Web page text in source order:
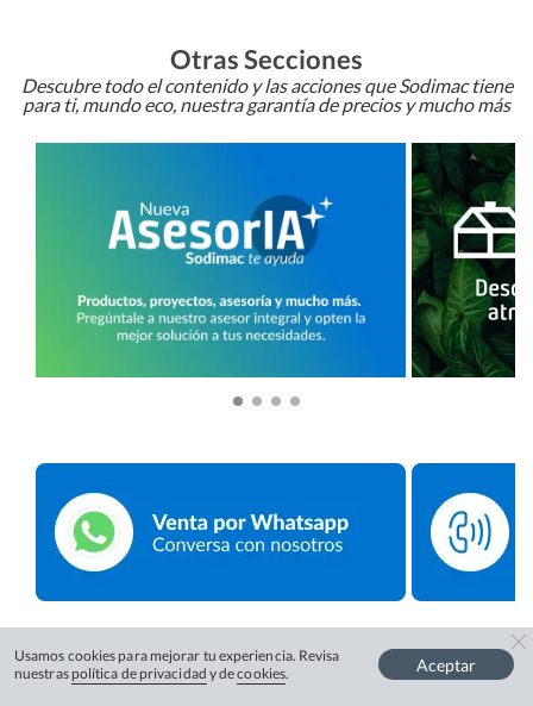
Otras Secciones
Descubre todo el contenido y las acciones que Sodimac tiene
para ti, mundo eco, nuestra garantía de precios y mucho más
Usamos cookies para mejorar tu experiencia. Revisa
nuestras política de privacidad y decookies. Aceptar